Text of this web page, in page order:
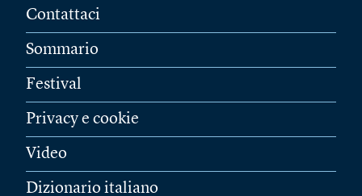
Contattaci
Sommario
Festival
Privacy e cookie
Video
Dizionario italiano